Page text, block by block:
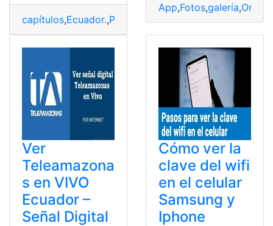
capítulos,Ecuador.,Poder del Amor,Ver,vivo
App,Fotos,galería,
Ver
Teleamazona
s en VIVO
Ecuador –
Señal Digital
Cómo ver la
clave del wifi
en el celular
Samsung y
Iphone